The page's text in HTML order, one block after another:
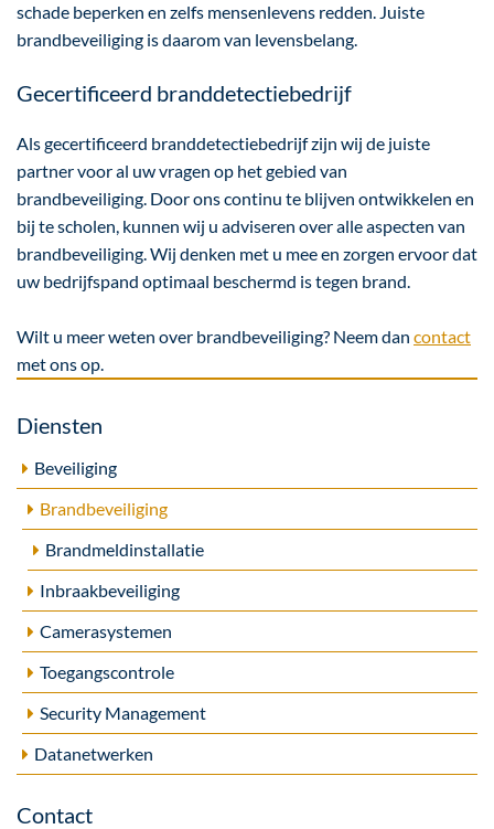
schade beperken en zelfs mensenlevens redden. Juiste
brandbeveiliging is daarom van levensbelang.
Gecertificeerd branddetectiebedrijf
Als gecertificeerd branddetectiebedrijf zijn wij de juiste
partner voor al uw vragen op het gebied van
brandbeveiliging. Door ons continu te blijven ontwikkelen en
bij te scholen, kunnen wij u adviseren over alle aspecten van
brandbeveiliging. Wij denken met u mee en zorgen ervoor dat
uw bedrijfspand optimaal beschermd is tegen brand.
Wilt u meer weten over brandbeveiliging? Neem dan contact
met ons op.
Diensten
Beveiliging
Brandbeveiliging
Brandmeldinstallatie
Inbraakbeveiliging
Camerasystemen
Toegangscontrole
Security Management
Datanetwerken
Contact